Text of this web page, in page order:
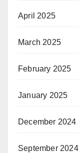
April 2025
March 2025
February 2025
January 2025
December 2024
September 2024